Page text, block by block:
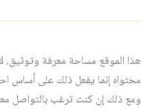
هذا الموقع مساحة معرفة
محتواه إنما يفعل ذلك على أساس
ومع ذلك إن كنت ترغب بالتواصل